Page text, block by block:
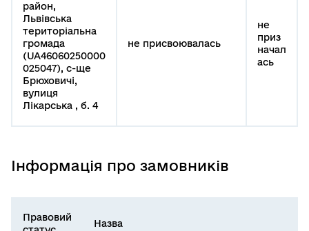
район,
Львівська
територіальна
громада
(UA46060250000
025047), с-ще
Брюховичі,
вулиця
Лікарська , б. 4
не присвоювалась
не
приз
начал
ась
Інформація про замовників
Правовий
Назва